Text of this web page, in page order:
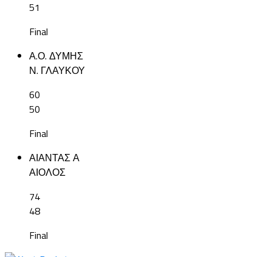
51
Final
Α.Ο. ΔΥΜΗΣ
Ν. ΓΛΑΥΚΟΥ
60
50
Final
ΑΙΑΝΤΑΣ Α
ΑΙΟΛΟΣ
74
48
Final